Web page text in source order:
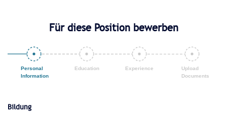
Für diese Position bewerben
Bildung